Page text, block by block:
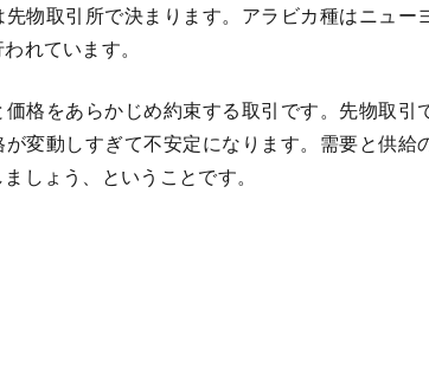
物取引所で決まります。アラビカ種はニュー
れています。
格をあらかじめ約束する取引です。先物取引
変動しすぎて不安定になります。需要と供給
しょう、ということです。